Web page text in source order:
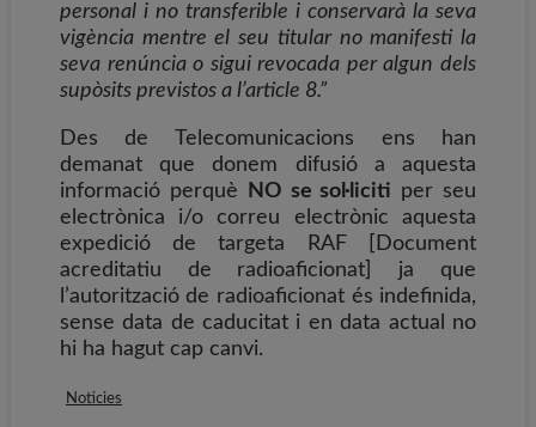
personal i no transferible i conservarà la seva
vigència mentre el seu titular no manifesti la
seva renúncia o sigui revocada per algun dels
supòsits previstos a l’article 8.”
Des de Telecomunicacions ens han
demanat que donem difusió a aquesta
informació perquè
NO se sol·liciti per seu
electrònica i/o correu electrònic aquesta
expedició de targeta RAF [Document
acreditatiu de radioaficionat] ja que
l’autorització de radioaficionat és indefinida,
sense data de caducitat i en data actual no
hi ha hagut cap canvi.
Noticies